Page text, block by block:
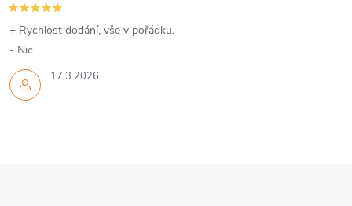
ý
p
i
s
17.3.2026
+ Rychlost dodání, vše v pořádku.
- Nic.